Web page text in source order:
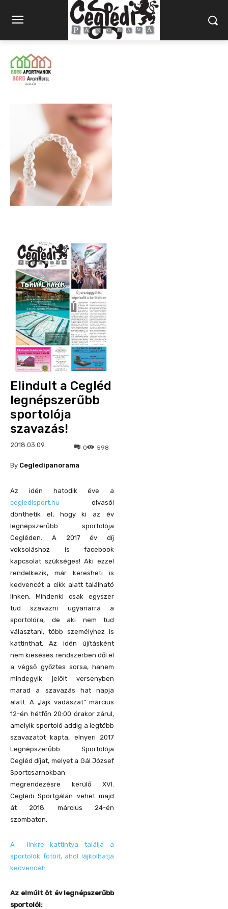
Elindult a Cegléd
legnépszerűbb
sportolója
szavazás!
2018.03.09. 598
0
By Cegledipanorama
Az idén hatodik éve a
cegledisport.hu olvasói
dönthetik el, hogy ki az év
legnépszerűbb sportolója
Cegléden. A 2017 év díj
voksoláshoz is facebook
kapcsolat szükséges! Aki ezzel
rendelkezik, már keresheti is
kedvencét a cikk alatt található
linken. Mindenki csak egyszer
tud szavazni ugyanarra a
sportolóra, de aki nem tud
választani, több személyhez is
kattinthat. Az idén újításként
nem kieséses rendszerben dől el
a végső győztes sorsa, hanem
mindegyik jelölt versenyben
marad a szavazás hat napja
alatt. A „lájk vadászat” március
12-én hétfőn 20:00 órakor zárul,
amelyik sportoló addig a legtöbb
szavazatot kapta, elnyeri 2017
Legnépszerűbb Sportolója
Cegléd díjat, melyet a Gál József
Sportcsarnokban
megrendezésre kerülő XVI.
Ceglédi Sportgálán vehet majd
át 2018. március 24-én
szombaton.
A linkre kattintva találja a
sportolók fotóit, ahol lájkolhatja
kedvencét:
Az elmúlt öt év legnépszerűbb
sportolói: